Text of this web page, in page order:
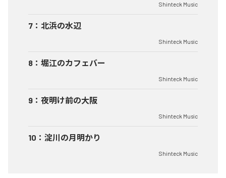
Shinteck Music
7 ： 北浜の水辺
Shinteck Music
8 ： 堀江のカフェバー
Shinteck Music
9 ： 夜明け前の大阪
Shinteck Music
10 ： 淀川の月明かり
Shinteck Music